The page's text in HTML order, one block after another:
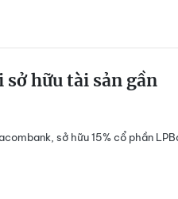
sở hữu tài sản gần
sở hữu 15% cổ phần